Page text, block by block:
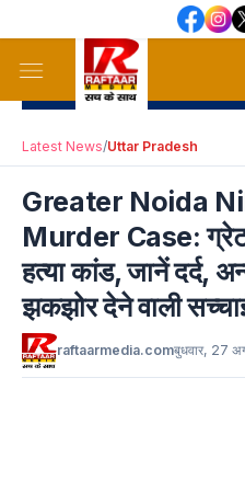
Latest News/Uttar Pradesh
Greater Noida
Murder Case:
हत्या कांड, जानें दर्द,
झकझोर देने वाली
raftaarmedia.comबुधवार, 27